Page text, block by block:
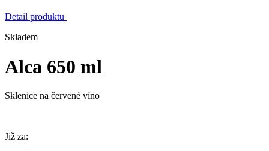
Detail produktu
Skladem
Alca 650 ml
Sklenice na červené víno
Již za: